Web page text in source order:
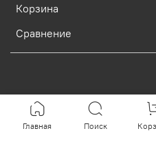
Корзина
Сравнение
Главная Поиск
Verification: d773dcf9c7c1c3e0